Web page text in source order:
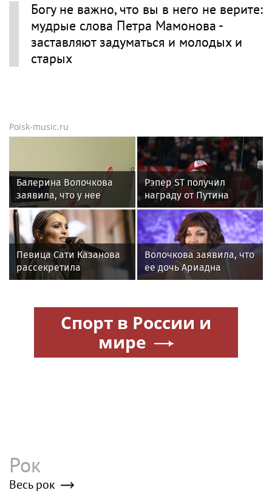
Богу не важно, что вы в него не верите:
мудрые слова Петра Мамонова -
заставляют задуматься и молодых и
старых
Poisk-music.ru
Балерина Волочкова
заявила, что у нее
появилась гематома
после выхода на сцену
Рэпер ST получил
награду от Путина
Певица Сати Казанова
рассекретила
«безгрешное, чистое,
дочери
Волочкова заявила, что
ее дочь Ариадна
«совершила глупость»,
Спорт в России и
мире
Рок
Весь рок